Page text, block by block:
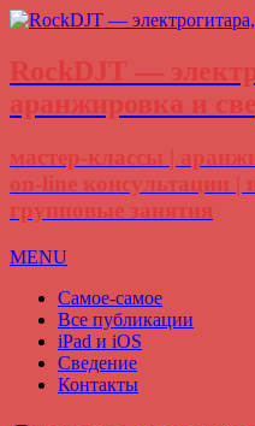
RockDJT —
аранжировка и
мастер-классы |
on-line консультации |
групповые занятия
MENU
Самое-самое
Все публикации
iPad и iOS
Сведение
Контакты